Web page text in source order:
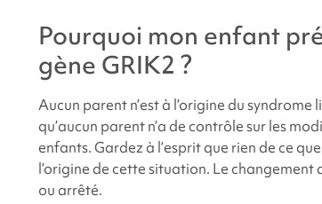
Pourquoi mon enfant
gène GRIK2 ?
Aucun parent n’est à l’origine dusyndrome
qu’aucun parent n’a de contrôle sur les
enfants. Gardez à l’esprit que rien de ce
l’origine de cette situation. Le
ou arrêté.